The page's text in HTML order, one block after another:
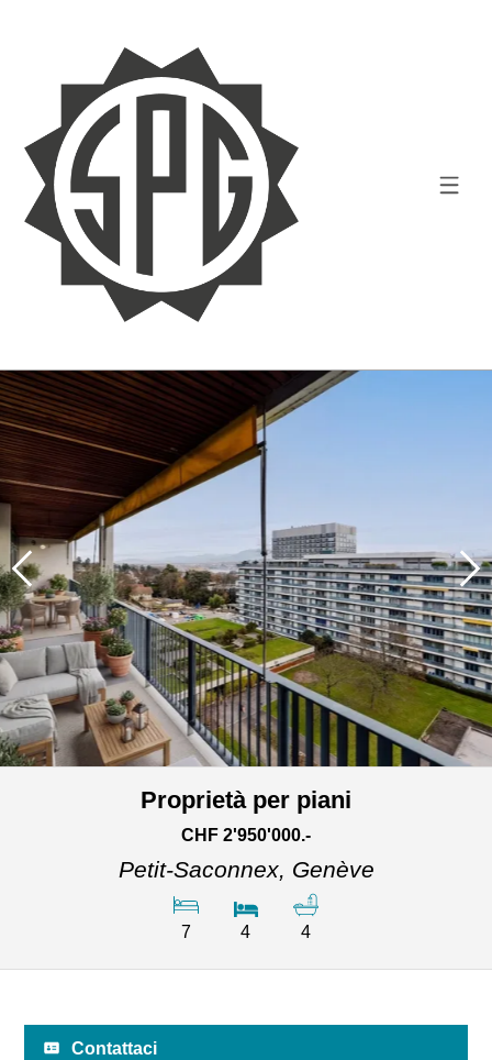
Proprietà per piani
CHF 2'950'000.-
Petit-Saconnex, Genève
7 4 4
Contattaci